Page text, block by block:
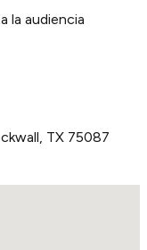
la audiencia
TX 75087